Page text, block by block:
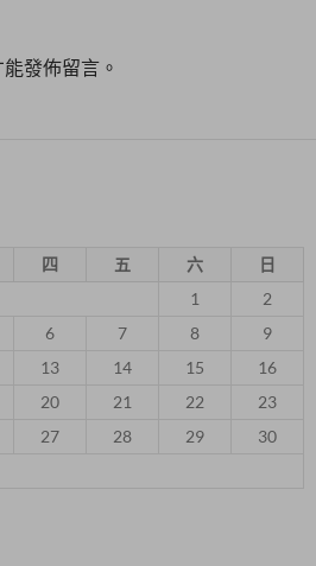
發佈留言。
四 五 六
日
1
2
6 7 8
9
13 14 15
16
20 21 22
23
27 28 29
30